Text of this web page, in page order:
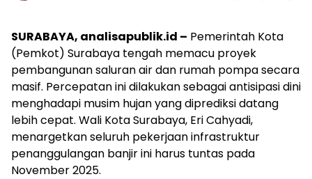
SURABAYA, analisapublik.id – Pemerintah Kota
(Pemkot) Surabaya tengah memacu proyek
pembangunan saluran air dan rumah pompa secara
masif. Percepatan ini dilakukan sebagai antisipasi dini
menghadapi musim hujan yang diprediksi datang
lebih cepat. Wali Kota Surabaya, Eri Cahyadi,
menargetkan seluruh pekerjaan infrastruktur
penanggulangan banjir ini harus tuntas pada
November 2025.